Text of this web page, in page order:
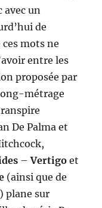
avec un
de
ces mots ne
entre les
proposée par
métrage
De Palma et
–Vertigo et
(ainsi que de
) plane sur